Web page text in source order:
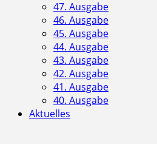
47. Ausgabe
46. Ausgabe
45. Ausgabe
44. Ausgabe
43. Ausgabe
42. Ausgabe
41. Ausgabe
40. Ausgabe
Aktuelles